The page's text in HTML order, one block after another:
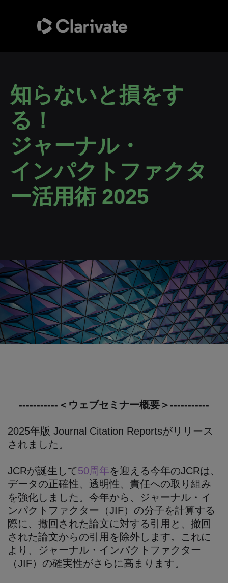
知らないと損をす
る！
ジャーナル・
インパクトファクタ
ー活用術 2025
-----------＜ウェブセミナー概要＞-----------
2025年版 Journal Citation Reportsがリリース
されました。
JCRが誕生して50周年を迎える今年のJCRは、
データの正確性、透明性、責任への取り組み
を強化しました。今年から、ジャーナル・イ
ンパクトファクター（JIF）の分子を計算する
際に、撤回された論文に対する引用と、撤回
された論文からの引用を除外します。これに
より、ジャーナル・インパクトファクター
（JIF）の確実性がさらに高まります。